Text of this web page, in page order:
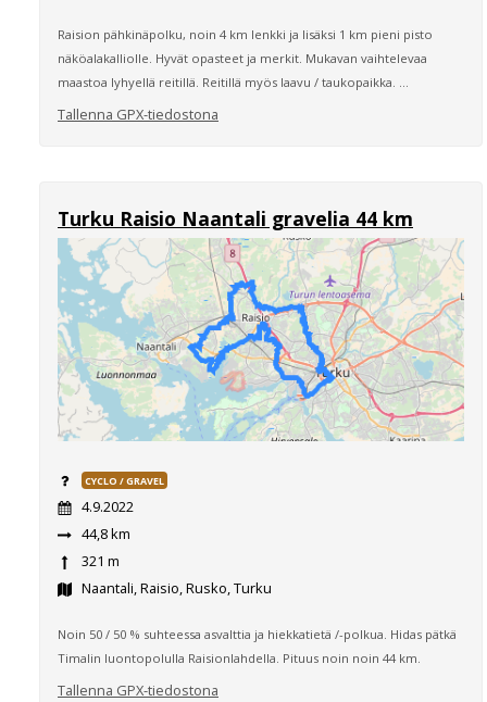
Raision pähkinäpolku, noin 4 km lenkki ja lisäksi 1 km pieni pisto
näköalakalliolle. Hyvät opasteet ja merkit. Mukavan vaihtelevaa
maastoa lyhyellä reitillä. Reitillä myös laavu / taukopaikka. ...
Tallenna GPX-tiedostona
Turku Raisio Naantali gravelia 44 km
CYCLO / GRAVEL
4.9.2022
44,8 km
321 m
Naantali, Raisio, Rusko, Turku
Noin 50 / 50 % suhteessa asvalttia ja hiekkatietä /-polkua. Hidas pätkä
Timalin luontopolulla Raisionlahdella. Pituus noin noin 44 km.
Tallenna GPX-tiedostona